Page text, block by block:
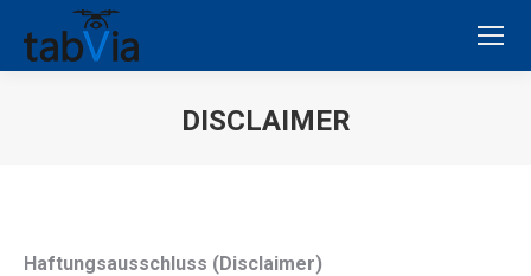
DISCLAIMER
Haftungsausschluss (Disclaimer)